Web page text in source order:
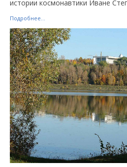
истории космонавтики Иване
Подробнее...